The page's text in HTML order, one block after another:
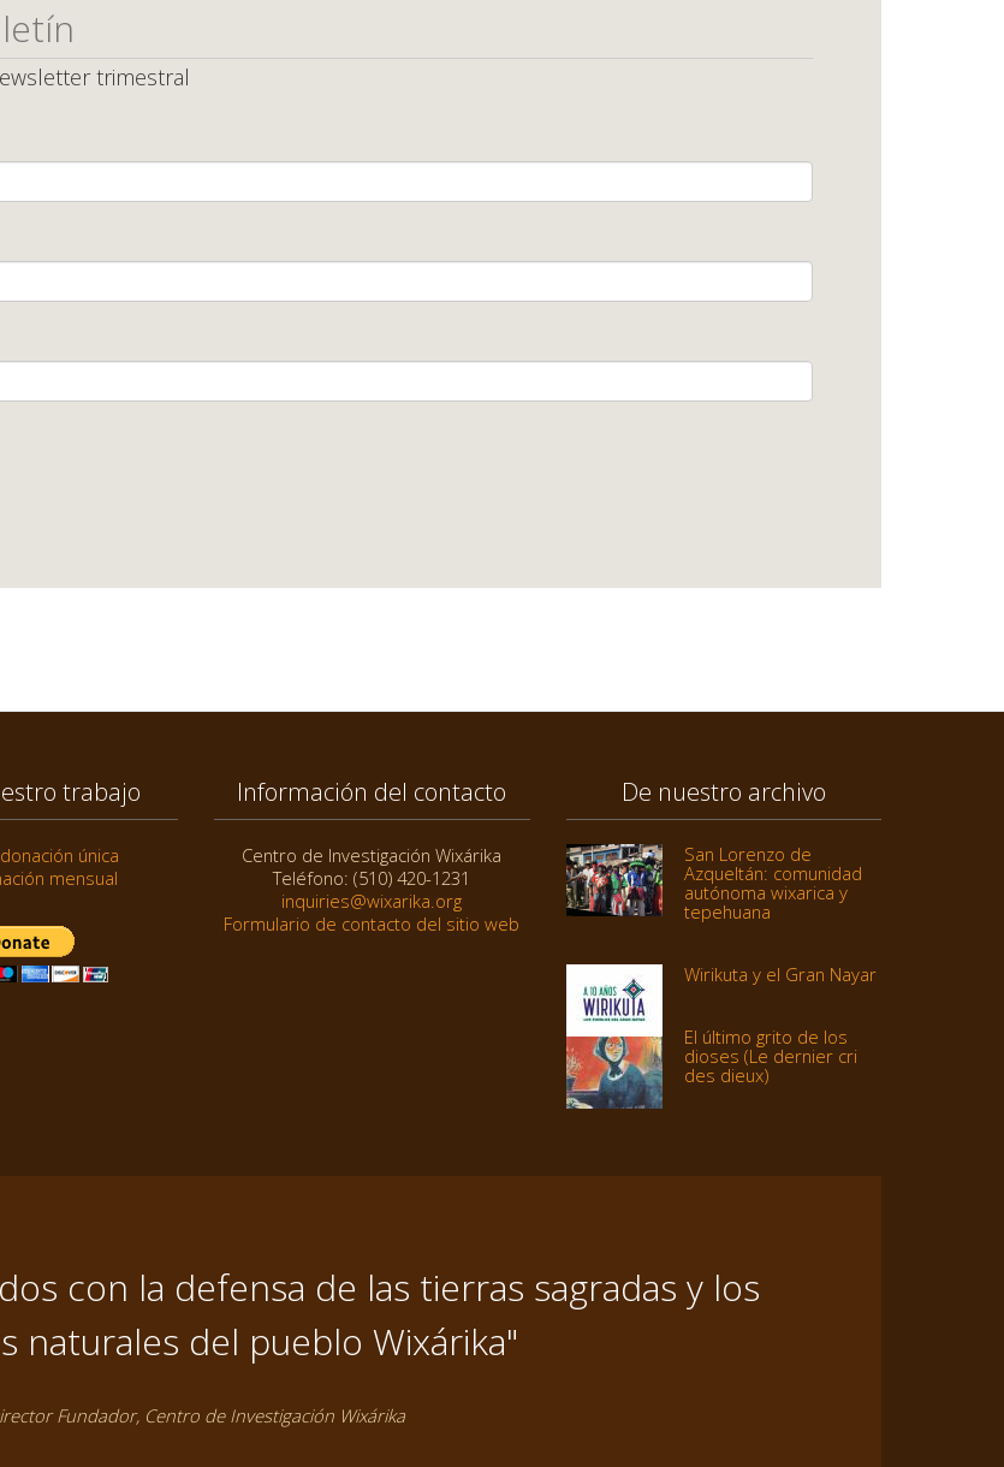
trimestral
trabajo
única
mensual
Información del contacto
Centro de Investigación Wixárika
Teléfono: (510) 420-1231
inquiries@wixarika.org
Formulario de contacto del sitio web
De nuestro archivo
San Lorenzo de
Azqueltán: comunidad
autónoma wixarica y
tepehuana
Wirikuta y el Gran Nayar
El último grito de los
dioses (Le dernier cri
des dieux)
con la defensa de las tierras sagradas y los
naturales del pueblo Wixárika"
Fundador, Centro de Investigación Wixárika